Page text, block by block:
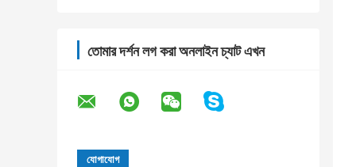
তোমার দর্শন লগ করা অনলাইন চ্যাট এখন